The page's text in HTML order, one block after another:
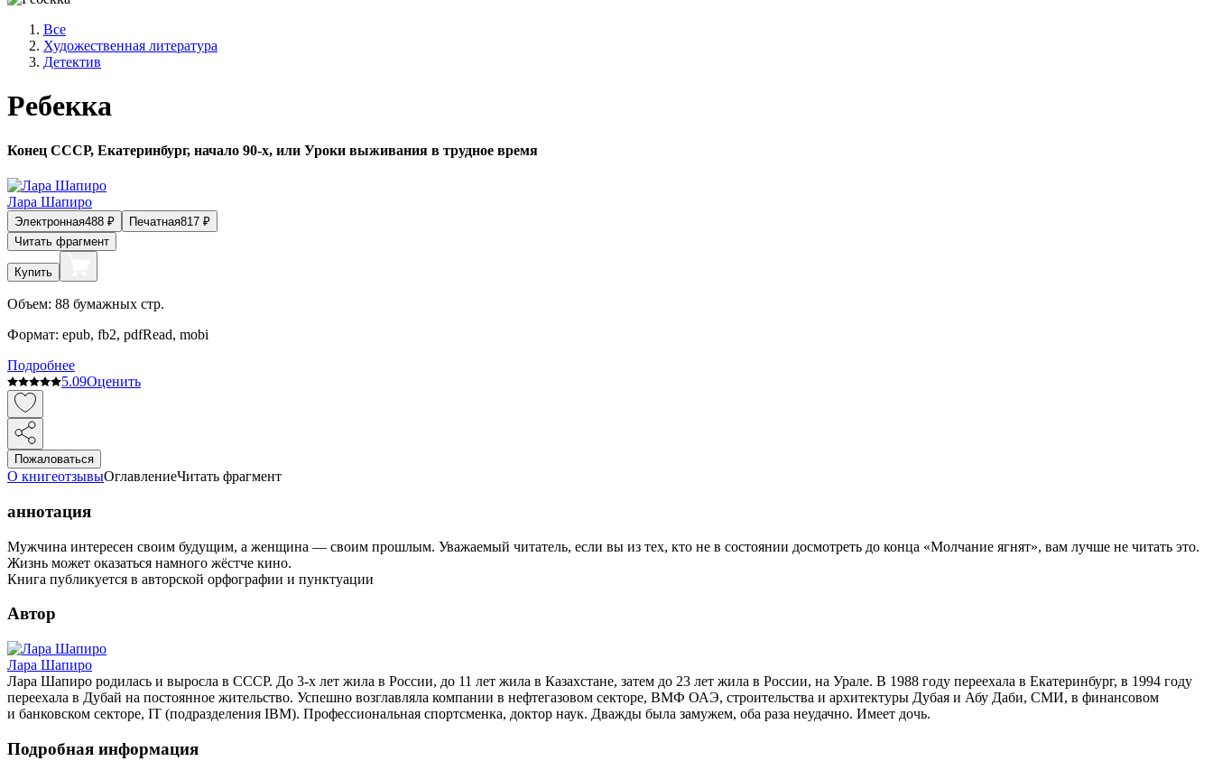
Все
Художественная литература
Детектив
Ребекка
Конец СССР, Екатеринбург, начало 90-х, или Уроки выживания в трудное время
Лара Шапиро
Электронная488 ₽ Печатная817 ₽
Читать фрагмент
Купить
Объем: 88 бумажных стр.
Формат: epub, fb2, pdfRead, mobi
Подробнее
5.09Оценить
Пожаловаться
О книгеотзывыОглавлениеЧитать фрагмент
аннотация
Mужчина интересен своим будущим, а женщина — своим прошлым. Уважаемый читатель, если вы из тех, кто не в состоянии досмотреть до конца «Молчание ягнят», вам лучше не читать этo.
Жизнь может оказаться намного жёстче кино.
Книга публикуется в авторской орфографии и пунктуации
Автор
Лара Шапиро
Лара Шапиро родилась и выросла в СССР. До 3-х лет жила в России, до 11 лет жила в Казахстане, затем до 23 лет жила в России, на Урале. В 1988 году переехала в Екатеринбург, в 1994 году
переехала в Дубай на постоянное жительство. Успешно возглавляла компании в нефтегазовом секторе, ВМФ ОАЭ, строительства и архитектуры Дубая и Абу Даби, СМИ, в финансовом
и банковском секторе, IT (подразделения IBM). Профессиональная спортсменка, доктор наук. Дважды была замужем, оба раза неудачно. Имеет дочь.
Подробная информация